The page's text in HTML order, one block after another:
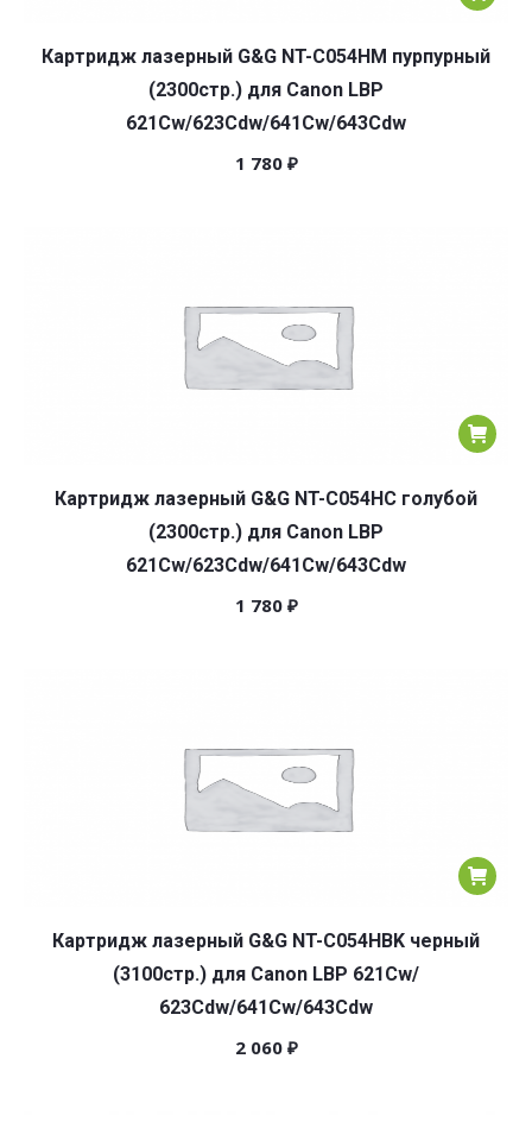
Картридж лазерный G&G NT-C054HM пурпурный
(2300стр.) для Canon LBP
621Cw/623Cdw/641Cw/643Cdw
1 780 ₽
Картридж лазерный G&G NT-C054HC голубой
(2300стр.) для Canon LBP
621Cw/623Cdw/641Cw/643Cdw
1 780 ₽
Картридж лазерный G&G NT-C054HBK черный
(3100стр.) для Canon LBP 621Cw/
623Cdw/641Cw/643Cdw
2 060 ₽